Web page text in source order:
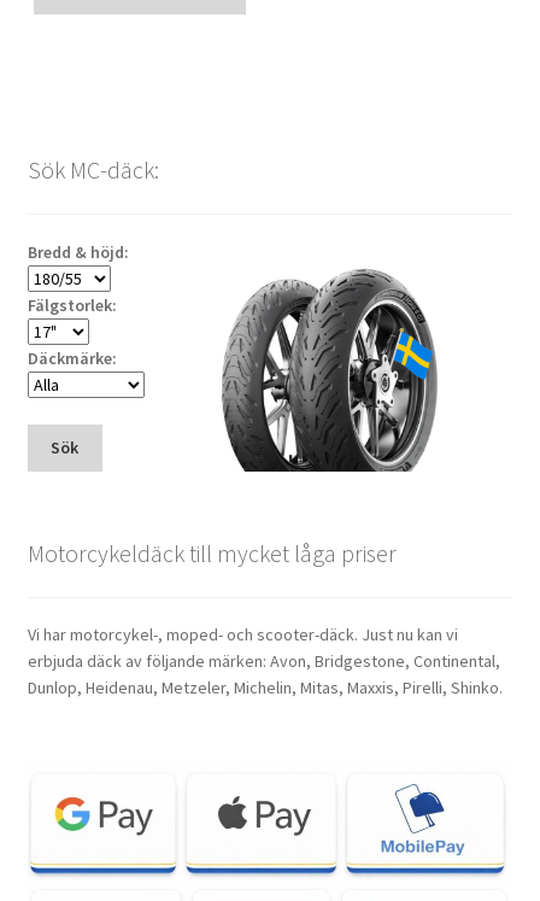
Sök MC-däck:
Bredd & höjd:
Fälgstorlek:
Däckmärke:
Sök
Motorcykeldäck till mycket låga priser
Vi har motorcykel-, moped- och scooter-däck. Just nu kan vi
erbjuda däck av följande märken: Avon, Bridgestone, Continental,
Dunlop, Heidenau, Metzeler, Michelin, Mitas, Maxxis, Pirelli, Shinko.